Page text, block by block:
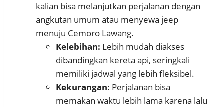
kalian bisa melanjutkan perjalanan dengan
angkutan umum atau menyewa jeep
menuju Cemoro Lawang.
Kelebihan: Lebih mudah diakses
dibandingkan kereta api, seringkali
memiliki jadwal yang lebih fleksibel.
Kekurangan: Perjalanan bisa
memakan waktu lebih lama karena lalu